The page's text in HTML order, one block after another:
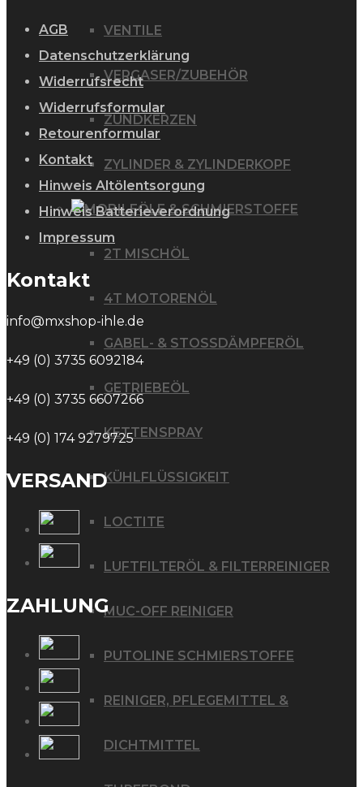
VENTILE
VERGASER/ZUBEHÖR
ZÜNDKERZEN
ZYLINDER & ZYLINDERKOPF
ÖLE & SCHMIERSTOFFE
2T MISCHÖL
4T MOTORENÖL
GABEL- & STOSSDÄMPFERÖL
GETRIEBEÖL
KETTENSPRAY
KÜHLFLÜSSIGKEIT
LOCTITE
LUFTFILTERÖL & FILTERREINIGER
MUC-OFF REINIGER
PUTOLINE SCHMIERSTOFFE
REINIGER, PFLEGEMITTEL &
DICHTMITTEL
AGB
Datenschutzerklärung
Widerrufsrecht
Widerrufsformular
Retourenformular
Kontakt
Hinweis Altölentsorgung
Hinweis Batterieverordnung
Impressum
Kontakt
info@mxshop-ihle.de
+49 (0) 3735 6092184
+49 (0) 3735 6607266
+49 (0) 174 9279725
VERSAND
ZAHLUNG